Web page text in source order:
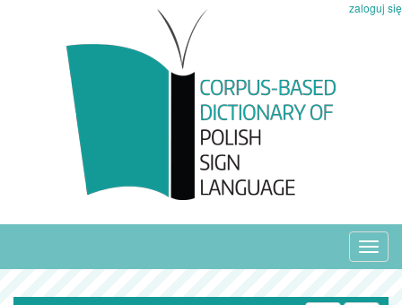
zaloguj się